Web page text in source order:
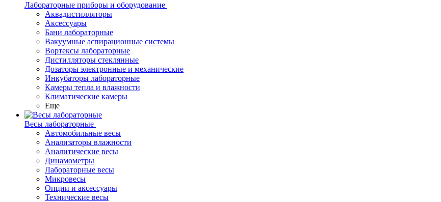
Лабораторные приборы и оборудование
Аквадистилляторы
Аксессуары
Бани лабораторные
Вакуумные аспирационные системы
Вортексы лабораторные
Дистилляторы стеклянные
Дозаторы электронные и механические
Инкубаторы лабораторные
Камеры тепла и влажности
Климатические камеры
Еще
Весы лабораторные
Автомобильные весы
Анализаторы влажности
Аналитические весы
Динамометры
Лабораторные весы
Микровесы
Опции и аксессуары
Технические весы